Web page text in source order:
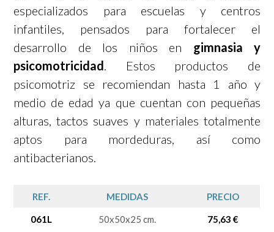
especializados para escuelas y centros
infantiles, pensados para fortalecer el
desarrollo de los niños en gimnasia y
psicomotricidad . Estos productos de
psicomotriz se recomiendan hasta 1 año y
medio de edad ya que cuentan con pequeñas
alturas, tactos suaves y materiales totalmente
aptos para mordeduras, así como
antibacterianos.
REF. MEDIDAS PRECIO
061L 50x50x25 cm. 75,63 €